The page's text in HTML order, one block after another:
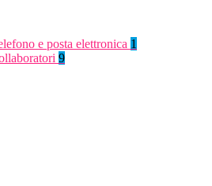
e posta elettronica 1
9